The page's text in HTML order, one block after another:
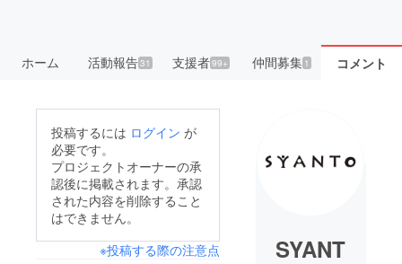
ホーム 活動報告31 支援者99+ 仲間募集 1 コメント
投稿するには ログイン が
必要です。
プロジェクトオーナーの承
認後に掲載されます。承認
された内容を削除すること
はできません。
※投稿する際の注意点
SYANT